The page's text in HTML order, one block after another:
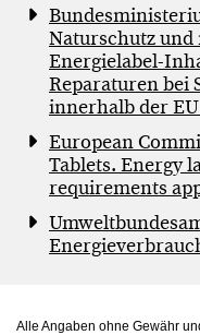
Naturschutz und
Energielabel-
Reparaturen bei
innerhalb der
European
Tablets. Energy
requirements
Alle Angaben ohne Gewähr